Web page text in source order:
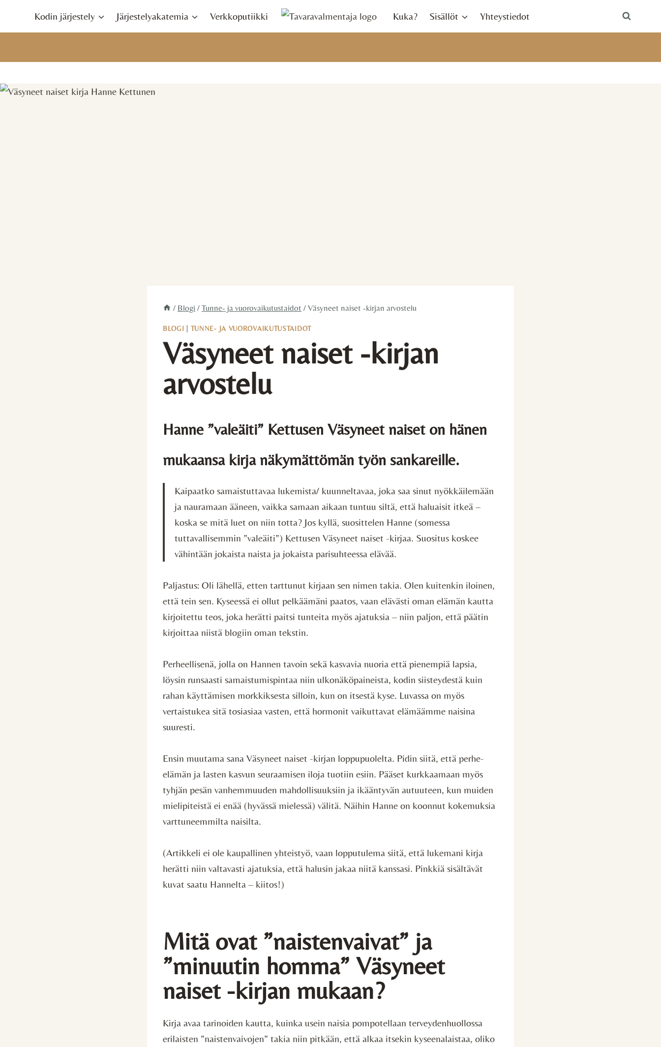
Kodin järjestely Järjestelyakatemia Verkkoputiikki Kuka? Sisällöt Yhteystiedot
/ Blogi / Tunne- ja vuorovaikutustaidot / Väsyneet naiset -kirjan arvostelu
BLOGI TUNNE- JA VUOROVAIKUTUSTAIDOT
Väsyneet naiset -kirjan
arvostelu
Hanne ”valeäiti” Kettusen Väsyneet naiset on hänen
mukaansa kirja näkymättömän työn sankareille.
Kaipaatko samaistuttavaa lukemista/ kuunneltavaa, joka saa sinut nyökkäilemään
ja nauramaan ääneen, vaikka samaan aikaan tuntuu siltä, että haluaisit itkeä –
koska se mitä luet on niin totta? Jos kyllä, suosittelen Hanne (somessa
tuttavallisemmin ”valeäiti”) Kettusen Väsyneet naiset -kirjaa. Suositus koskee
vähintään jokaista naista ja jokaista parisuhteessa elävää.
Paljastus: Oli lähellä, etten tarttunut kirjaan sen nimen takia. Olen kuitenkin iloinen,
että tein sen. Kyseessä ei ollut pelkäämäni paatos, vaan elävästi oman elämän kautta
kirjoitettu teos, joka herätti paitsi tunteita myös ajatuksia – niin paljon, että päätin
kirjoittaa niistä blogiin oman tekstin.
Perheellisenä, jolla on Hannen tavoin sekä kasvavia nuoria että pienempiä lapsia,
löysin runsaasti samaistumispintaa niin ulkonäköpaineista, kodin siisteydestä kuin
rahan käyttämisen morkkiksesta silloin, kun on itsestä kyse. Luvassa on myös
vertaistukea sitä tosiasiaa vasten, että hormonit vaikuttavat elämäämme naisina
suuresti.
Ensin muutama sana Väsyneet naiset -kirjan loppupuolelta. Pidin siitä, että perhe-
elämän ja lasten kasvun seuraamisen iloja tuotiin esiin. Pääset kurkkaamaan myös
tyhjän pesän vanhemmuuden mahdollisuuksiin ja ikääntyvän autuuteen, kun muiden
mielipiteistä ei enää (hyvässä mielessä) välitä. Näihin Hanne on koonnut kokemuksia
varttuneemmilta naisilta.
(Artikkeli ei ole kaupallinen yhteistyö, vaan lopputulema siitä, että lukemani kirja
herätti niin valtavasti ajatuksia, että halusin jakaa niitä kanssasi. Pinkkiä sisältävät
kuvat saatu Hannelta – kiitos!)
Mitä ovat ”naistenvaivat” ja
”minuutin homma” Väsyneet
naiset -kirjan mukaan?
Kirja avaa tarinoiden kautta, kuinka usein naisia pompotellaan terveydenhuollossa
erilaisten ”naistenvaivojen” takia niin pitkään, että alkaa itsekin kyseenalaistaa, oliko